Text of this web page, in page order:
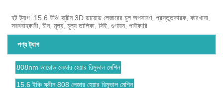
হট ট্যাগ: 15.6 ইঞ্চি স্ক্রীন 3D ডায়োড লেজারের চুল অপসারণ, প্রস্তুতকারক, কারখানা,
সরবরাহকারী, চীন, মূল্য, মূল্য তালিকা, সিই, গুণমান, পাইকারি
পণ্য ট্যাগ
808nm ডায়োড লেজার হেয়ার রিমুভাল মেশিন
15.6 ইঞ্চি স্ক্রীন 808 লেজার হেয়ার রিমুভাল মেশিন